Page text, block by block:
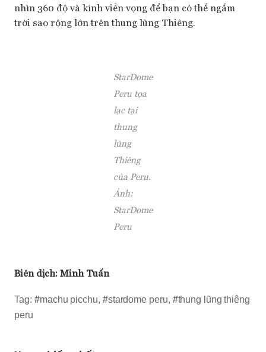
nhìn 360 độ và kính viễn vọng để bạn có thể ngắm
trời sao rộng lớn trên thung lũng Thiêng.
StarDome
Peru tọa
lạc tại
thung
lũng
Thiêng
của Peru.
Ảnh:
StarDome
Peru
Biên dịch:Minh Tuấn
Tag: #machu picchu, #stardome peru, #thung lũng thiêng
peru